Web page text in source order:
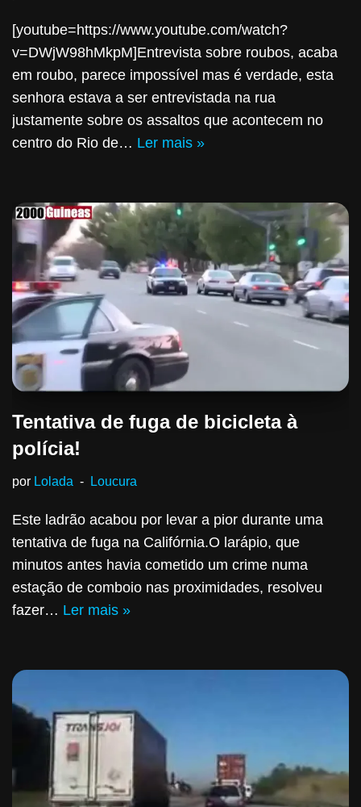
[youtube=https://www.youtube.com/watch?
v=DWjW98hMkpM]Entrevista sobre roubos, acaba
em roubo, parece impossível mas é verdade, esta
senhora estava a ser entrevistada na rua
justamente sobre os assaltos que acontecem no
centro do Rio de… Ler mais »
Tentativa de fuga de bicicleta à
polícia!
por Lolada Loucura
Este ladrão acabou por levar a pior durante uma
tentativa de fuga na Califórnia.O larápio, que
minutos antes havia cometido um crime numa
estação de comboio nas proximidades, resolveu
fazer… Ler mais »